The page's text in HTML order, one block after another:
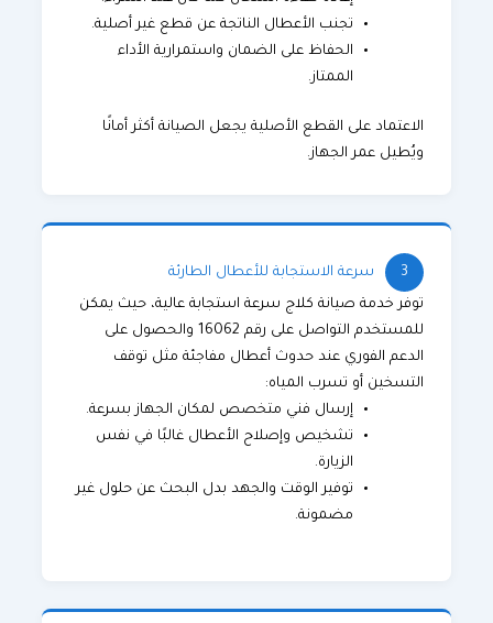
تجنب الأعطال الناتجة عن قطع غير أصلية.
الحفاظ على الضمان واستمرارية الأداء
الممتاز.
الاعتماد على القطع الأصلية يجعل الصيانة أكثر أمانًا
ويُطيل عمر الجهاز.
3 سرعة الاستجابة للأعطال الطارئة
توفر خدمة صيانة كلاج سرعة استجابة عالية، حيث يمكن
للمستخدم التواصل على رقم 16062 والحصول على
الدعم الفوري عند حدوث أعطال مفاجئة مثل توقف
التسخين أو تسرب المياه:
إرسال فني متخصص لمكان الجهاز بسرعة.
تشخيص وإصلاح الأعطال غالبًا في نفس
الزيارة.
توفير الوقت والجهد بدل البحث عن حلول غير
مضمونة.